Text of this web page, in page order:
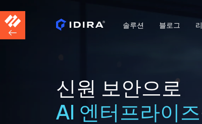
솔루션 블로그
신원 보안으로
AI 엔터프라이즈